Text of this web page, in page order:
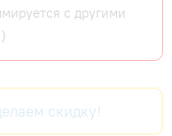
с другими
скидку!